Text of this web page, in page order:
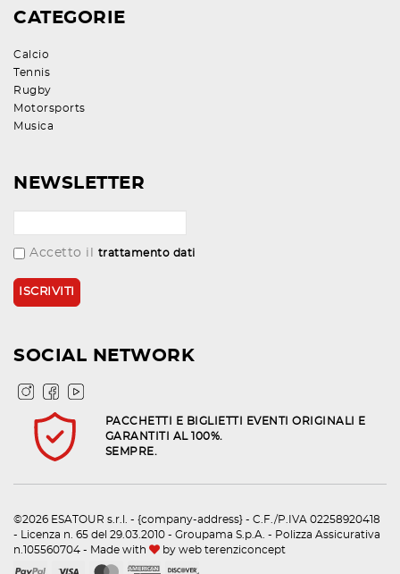
CATEGORIE
Calcio
Tennis
Rugby
Motorsports
Musica
NEWSLETTER
Accetto il trattamento dati
SOCIAL NETWORK
PACCHETTI E BIGLIETTI EVENTI ORIGINALI E
GARANTITI AL 100%.
SEMPRE.
©2026 ESATOUR s.r.l. - {company-address} - C.F./P.IVA 02258920418
- Licenza n. 65 del 29.03.2010 - Groupama S.p.A. - Polizza Assicurativa
n.105560704 - Made with
by web terenziconcept